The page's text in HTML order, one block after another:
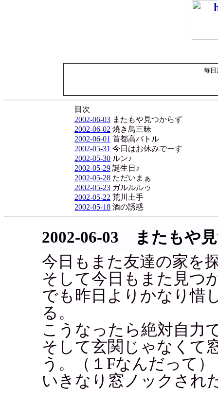
毎日
目次
2002-06-03 またもや見つからず
2002-06-02 焼き鳥三昧
2002-06-01 首都高バトル
2002-05-31 今日はお休みでーす
2002-05-30 ルン♪
2002-05-29 誕生日♪
2002-05-28 ただいまぁ
2002-05-23 ガルルルゥ
2002-05-22 荒川土手
2002-05-18 酒の誘惑
2002-06-03 またもや
今日もまた友達の家を
そして今日もまた見つ
でも昨日よりかなり惜
る。
こうなったら絶対自力
そして玄関じゃなくて
う。（１Fなんだって）
いきなり窓ノックされ